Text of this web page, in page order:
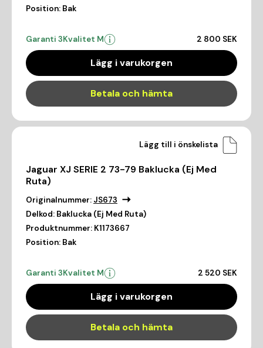
Position: Bak
Garanti 3Kvalitet M 2 800 SEK
Lägg i varukorgen
Betala och hämta
Lägg till i önskelista
Jaguar XJ SERIE 2 73-79 Baklucka (Ej Med
Ruta)
Originalnummer: JS673
Delkod: Baklucka (Ej Med Ruta)
Produktnummer: K1173667
Position: Bak
Garanti 3Kvalitet M 2 520 SEK
Lägg i varukorgen
Betala och hämta